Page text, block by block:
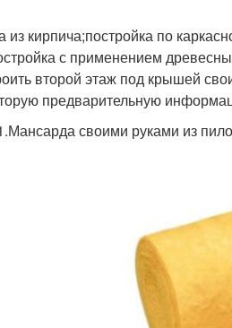
из кирпича;постройка по
с применением
второй этаж под крышей
предварительную
своими руками из